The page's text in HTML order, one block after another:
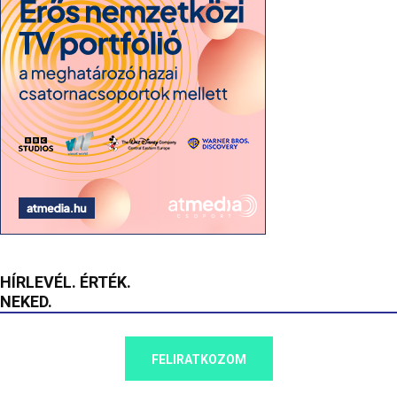
HÍRLEVÉL. ÉRTÉK.
NEKED.
FELIRATKOZOM